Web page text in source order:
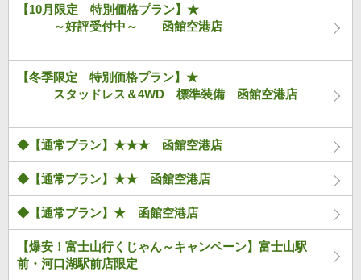
【10月限定 特別価格プラン】★
～好評受付中～ 函館空港店
【冬季限定 特別価格プラン】★
スタッドレス＆4WD 標準装備 函館空港店
◆【通常プラン】★★★ 函館空港店
◆【通常プラン】★★ 函館空港店
◆【通常プラン】★ 函館空港店
【爆安！富士山行くじゃん～キャンペーン】富士山駅
前・河口湖駅前店限定